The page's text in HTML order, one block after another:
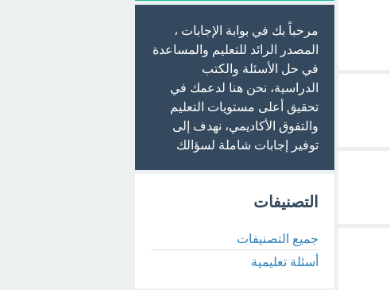
مرحباً بك في بوابة الإجابات ،
المصدر الرائد للتعليم والمساعدة
في حل الأسئلة والكتب
الدراسية، نحن هنا لدعمك في
تحقيق أعلى مستويات التعليم
والتفوق الأكاديمي، نهدف إلى
توفير إجابات شاملة لسؤالك
التصنيفات
جميع التصنيفات
أسئلة تعليمية